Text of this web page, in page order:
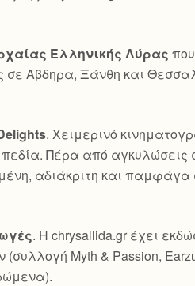
Ελληνικής Λύρας
σε Άβδηρα, Ξάνθη και
. Χειμερινό
Πέρα από αγκυλώσεις
αδιάκριτη και παμφάγα
. Η chrysallida.gr έχει
Myth & Passion,